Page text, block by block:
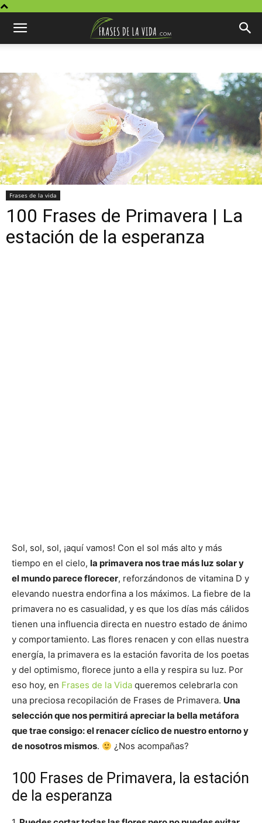
Frases de la vida
100 Frases de Primavera | La
estación de la esperanza
Sol, sol, sol, ¡aquí vamos! Con el sol más alto y más
tiempo en el cielo, la primavera nos trae más luz solar y
el mundo parece florecer, reforzándonos de vitamina D y
elevando nuestra endorfina a los máximos. La fiebre de la
primavera no es casualidad, y es que los días más cálidos
tienen una influencia directa en nuestro estado de ánimo
y comportamiento. Las flores renacen y con ellas nuestra
energía, la primavera es la estación favorita de los poetas
y del optimismo, florece junto a ella y respira su luz. Por
eso hoy, en Frases de la Vida queremos celebrarla con
una preciosa recopilación de Frases de Primavera. Una
selección que nos permitirá apreciar la bella metáfora
que trae consigo: el renacer cíclico de nuestro entorno y
de nosotros mismos. ¿Nos acompañas?
100 Frases de Primavera, la estación
de la esperanza